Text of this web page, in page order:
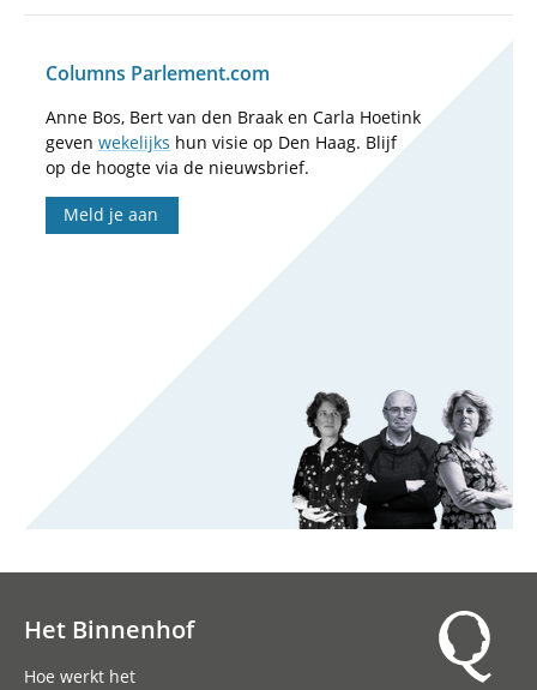
Columns Parlement.com
Anne Bos, Bert van den Braak en Carla Hoetink
geven wekelijks hun visie op Den Haag. Blijf
op de hoogte via de nieuwsbrief.
Meld je aan
Het Binnenhof
Hoe werkt het